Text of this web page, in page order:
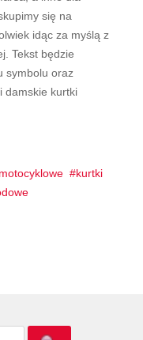
się na
idąc za myślą z
Tekst będzie
symbolu oraz
damskie kurtki
kurtki